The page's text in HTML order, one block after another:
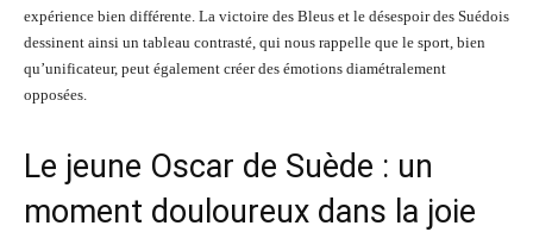
expérience bien différente. La victoire des Bleus et le désespoir des Suédois
dessinent ainsi un tableau contrasté, qui nous rappelle que le sport, bien
qu’unificateur, peut également créer des émotions diamétralement
opposées.
Le jeune Oscar de Suède : un
moment douloureux dans la joie